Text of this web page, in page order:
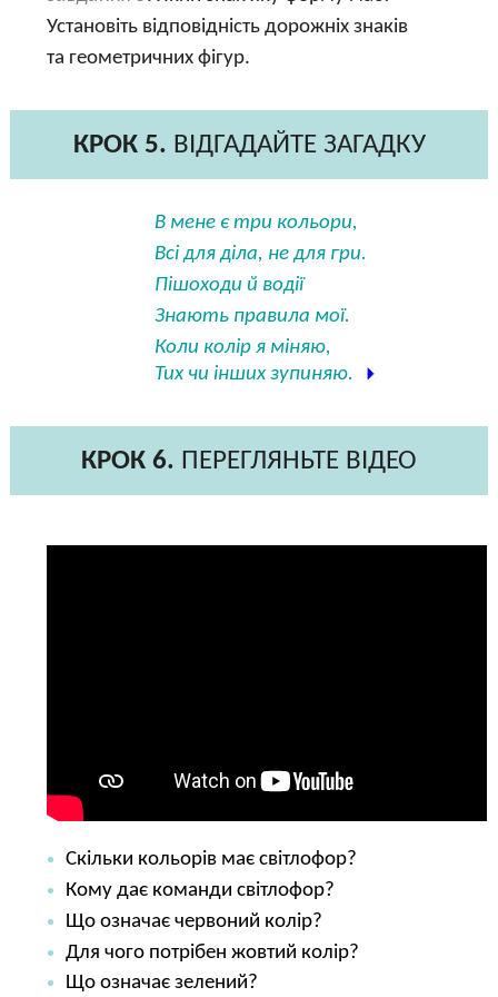
Установіть відповідність дорожніх знаків
та геометричних фігур.
КРОК 5. ВІДГАДАЙТЕ ЗАГАДКУ
В мене є три кольори,
Всі для діла, не для гри.
Пішоходи й водії
Знають правила мої.
Коли колір я міняю,
Тих чи інших зупиняю.
КРОК 6. ПЕРЕГЛЯНЬТЕ ВІДЕО
Скільки кольорів має світлофор?
Кому дає команди світлофор?
Що означає червоний колір?
Для чого потрібен жовтий колір?
Що означає зелений?